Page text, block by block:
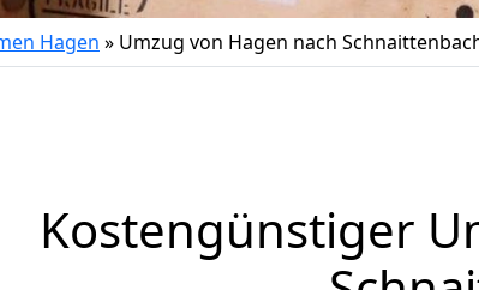
Hagen » Umzug von Hagen nach
Kostengünstiger